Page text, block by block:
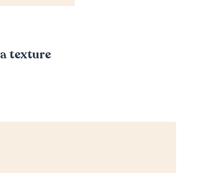
texture